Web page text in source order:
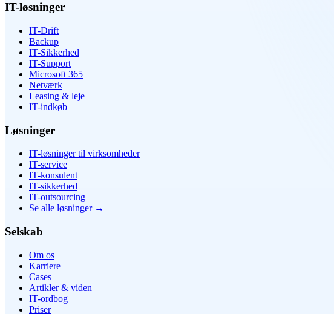
IT-løsninger
IT-Drift
Backup
IT-Sikkerhed
IT-Support
Microsoft 365
Netværk
Leasing & leje
IT-indkøb
Løsninger
IT-løsninger til virksomheder
IT-service
IT-konsulent
IT-sikkerhed
IT-outsourcing
Se alle løsninger→
Selskab
Om os
Karriere
Cases
Artikler & viden
IT-ordbog
Priser